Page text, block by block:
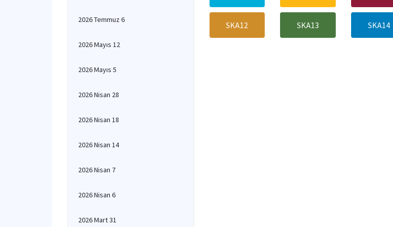
2026 Temmuz 6
2026 Mayıs 12
2026 Mayıs 5
2026 Nisan 28
2026 Nisan 18
2026 Nisan 14
2026 Nisan 7
2026 Nisan 6
2026 Mart 31
SKA12 SKA13 SKA14